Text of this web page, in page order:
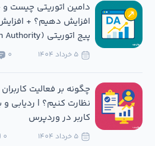
دامین اتوریتی چیست و
افزایش دهیم؟ + افزایش
پیج اتوریتی (Domain Authority)
0
چگونه بر فعالیت
نظارت کنیم؟ | ردیابی و
کاربر در وردپرس
0